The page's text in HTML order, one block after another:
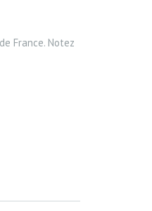
France. Notez